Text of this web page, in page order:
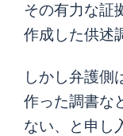
その有力な証
作成した供述
しかし弁護側
作った調書な
ない、と申し